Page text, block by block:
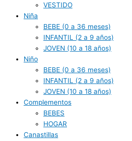
VESTIDO
Niña
BEBE (0 a 36 meses)
INFANTIL (2 a 9 años)
JOVEN (10 a 18 años)
Niño
BEBE (0 a 36 meses)
INFANTIL (2 a 9 años)
JOVEN (10 a 18 años)
Complementos
BEBES
HOGAR
Canastillas